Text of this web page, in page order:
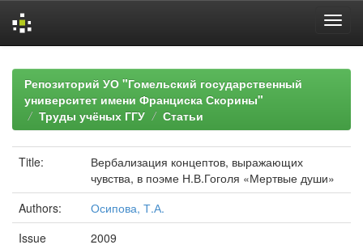
navigationРепозиторий УО "Гомельский государственный
университет имени Франциска Скорины"
Труды учёных ГГУ
Статьи
Title:
Вербализация концептов, выражающих
чувства, в поэме Н.В.Гоголя «Мертвые души»
Authors:
Осипова, Т.А.
Issue
2009